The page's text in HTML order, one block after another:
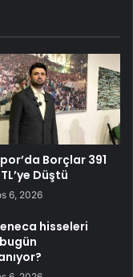
Borçlar 391
Düştü
6, 2026
hisseleri